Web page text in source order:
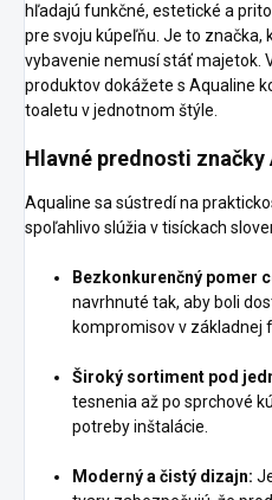
hľadajú funkčné, estetické a
pre svoju kúpeľňu. Je to značka,
vybavenie nemusí stáť majetok.
produktov dokážete s Aqualine
toaletu v jednotnom štýle.
Hlavné prednosti značky
Aqualine sa sústredí na
spoľahlivo slúžia v tisíckach
Bezkonkurenčný pomer
navrhnuté tak, aby boli
kompromisov v základnej
Široký sortiment pod
tesnenia až po sprchové
potreby inštalácie.
Moderný a čistý dizajn: